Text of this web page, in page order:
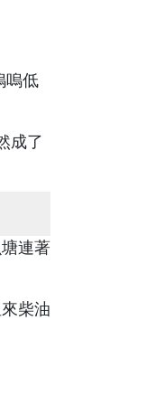
嗚低
成了
連著
柴油